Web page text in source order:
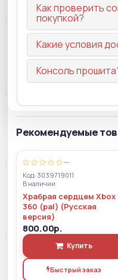
Как проверить
покупкой?
Какие условия
Консоль
Рекомендуемые
—
Код: 3039719011
В наличии
Храбрая сердцем Xbox
360 (pal) (Русская
версия)
800.00р.
Купить
Быстрый заказ